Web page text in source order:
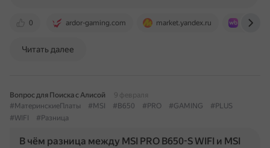
0 ardor-gaming.com market.yandex.ru
Читать далее
Вопрос для Поиска с Алисой
9 февраля
#МатеринскиеПлаты
#MSI #B650 #PRO #GAMING
#PLUS
#WIFI
#Разница
В чём разница между MSI PRO B650-S WIFI и MSI